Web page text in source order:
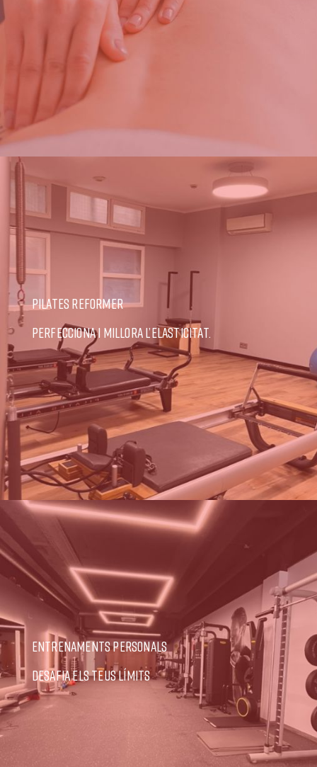
PILATES REFORMER
PERFECCIONA I MILLORA L’ELASTICITAT.
ENTRENAMENTS PERSONALS
DESAFIA ELS TEUS LÍMITS